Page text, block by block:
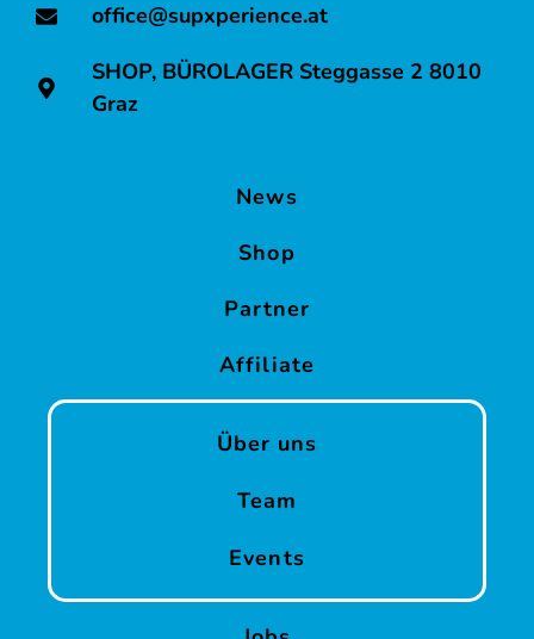
office@supxperience.at
SHOP, BÜROLAGER Steggasse 2 8010
Graz
News
Shop
Partner
Affiliate
Über uns
Team
Events